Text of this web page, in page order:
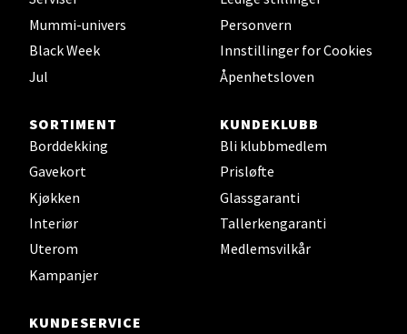
Mummi-univers
Black Week
Jul
Personvern
Innstillinger for Cookies
Åpenhetsloven
SORTIMENT
Borddekking
Gavekort
Kjøkken
Interiør
Uterom
Kampanjer
KUNDEKLUBB
Bli klubbmedlem
Prisløfte
Glassgaranti
Tallerkengaranti
Medlemsvilkår
KUNDESERVICE
Leirvik - Stord
Torgbakken 2, 5401 Stord
Åpent i dag 10-17